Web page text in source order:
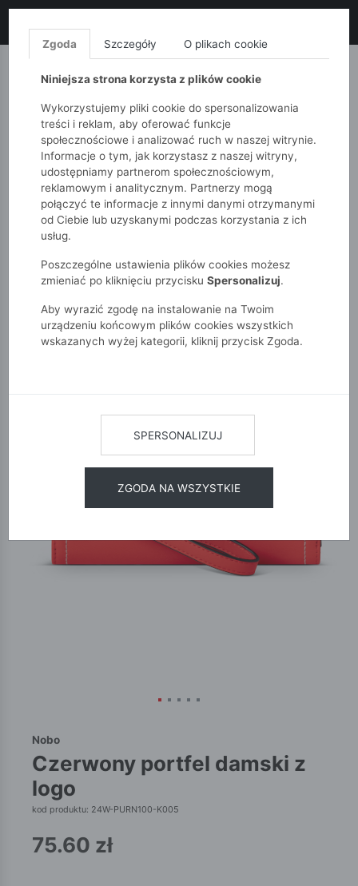
MONNARI QUIOSQUE
51015kids Akcesoria Czerwony portfel damski z logo
Nobo
czerwony portfel damski z
logo
kod produktu: 24W-PURN100-K005
75.60 zł
Zgoda Szczegóły O plikach cookie
Niniejsza strona korzysta z plików cookie
Wykorzystujemy pliki cookie do spersonalizowania
treści i reklam, aby oferować funkcje
społecznościowe i analizować ruch w naszej witrynie.
Informacje o tym, jak korzystasz z naszej witryny,
udostępniamy partnerom społecznościowym,
reklamowym i analitycznym. Partnerzy mogą
połączyć te informacje z innymi danymi otrzymanymi
od Ciebie lub uzyskanymi podczas korzystania z ich
usług.
Poszczególne ustawienia plików cookies możesz
zmieniać po kliknięciu przycisku Spersonalizuj.
Aby wyrazić zgodę na instalowanie na Twoim
urządzeniu końcowym plików cookies wszystkich
wskazanych wyżej kategorii, kliknij przycisk Zgoda.
SPERSONALIZUJ
ZGODA NA WSZYSTKIE